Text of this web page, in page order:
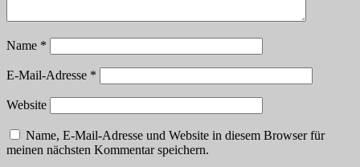
Name *
E-Mail-Adresse *
Website
Name, E-Mail-Adresse und Website in diesem Browser für
meinen nächsten Kommentar speichern.